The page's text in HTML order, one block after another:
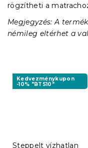
rögzítheti a
Megjegyzés: A
némileg eltérhet a
Kedvezménykupon
-10% "BTS10"
Steppelt vízhatlan